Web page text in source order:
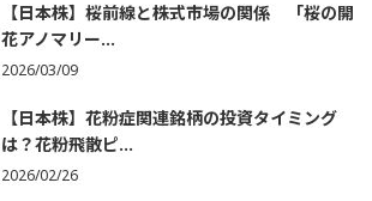
【日本株】桜前線と株式市場の関係 「桜の開
花アノマリー...
2026/03/09
【日本株】花粉症関連銘柄の投資タイミング
は？花粉飛散ピ...
2026/02/26